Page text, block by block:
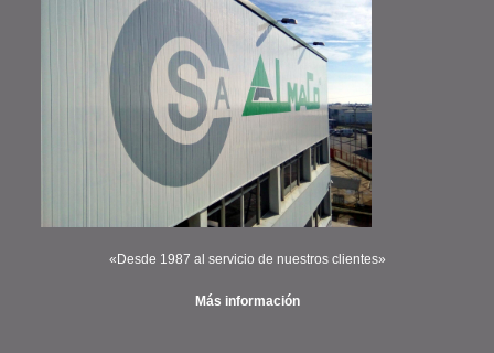
«Desde 1987 al servicio de nuestros clientes»
Más información